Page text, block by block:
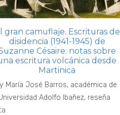
gran camuflaje. Escrituras de
disidencia (1941-1945) de
Césaire: notas sobre
escritura volcánica desde
Martinica
María José Barros, académica de
Adolfo Ibañez, reseña